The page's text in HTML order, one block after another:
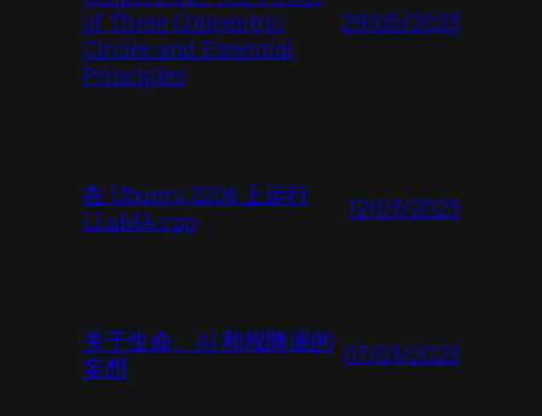
of Three Concentric
Circles and Essential
Principles
29/05/2023
在 Ubuntu 2204 上运行
LLaMA.cpp
12/03/2023
关于生命、AI 和投降派的
妄想
07/03/2023